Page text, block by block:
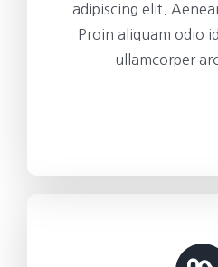
adipiscing elit.
Proin aliquam odio
ullamcorper